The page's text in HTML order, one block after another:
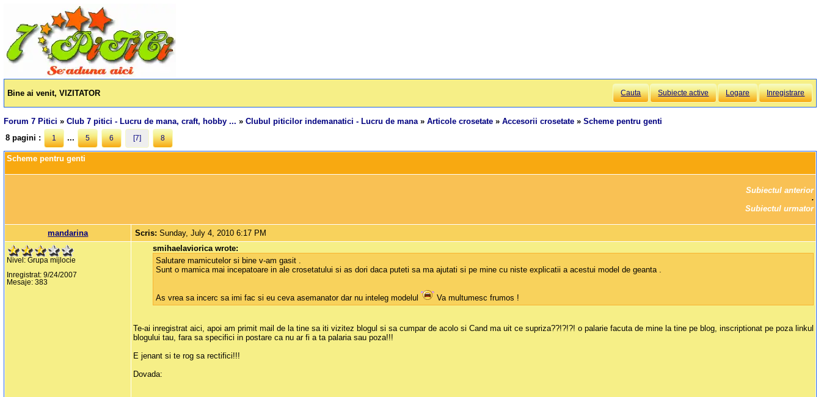
Bine ai venit, VIZITATOR Cauta Subiecte active Logare Inregistrare
Forum 7 Pitici »Club 7 pitici - Lucru de mana, craft, hobby ... »Clubul piticilor indemanatici - Lucru de mana»Articole crosetate »Accesorii crosetate »Scheme pentru genti
8 pagini :
1 ... 5 6 [7] 8
Scheme pentru genti
Subiectul anterior
Subiectul urmator
mandarina Scris:Sunday, July 4, 2010 6:17 PM
Nivel: Grupa mijlocie
Inregistrat: 9/24/2007
Mesaje: 383
smihaelaviorica wrote:
Salutare mamicutelor si bine v-am gasit .
Sunt o mamica mai incepatoare in ale crosetatului si as dori daca puteti sa ma ajutati si pe mine cu niste explicatii a acestui model de geanta .
As vrea sa incerc sa imi fac si eu ceva asemanator dar nu inteleg modelul Va multumesc frumos !
Te-ai inregistrat aici, apoi am primit mail de la tine sa iti vizitez blogul si sa cumpar de acolo si Cand ma uit ce supriza??!?!?! o palarie facuta de mine la tine pe blog, inscriptionat pe poza linkul
blogului tau, fara sa specifici in postare ca nu ar fi a ta palaria sau poza!!!
E jenant si te rog sa rectifici!!!
Dovada: